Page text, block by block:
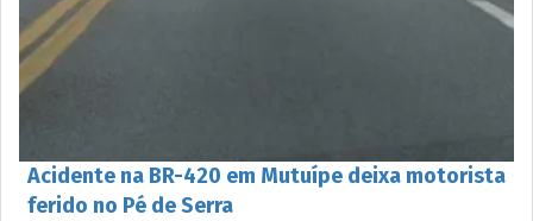
Acidente na BR-420 em Mutuípe deixa motorista
ferido no Pé de Serra